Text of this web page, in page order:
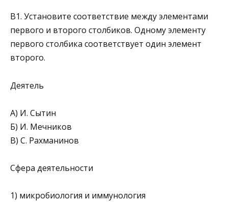
В1. Установите соответствие между элементами
первого и второго столбиков. Одному элементу
первого столбика соответствует один элемент
второго.
Деятель
A) И. Сытин
Б) И. Мечников
B) С. Рахманинов
Сфера деятельности
1) микробиология и иммунология